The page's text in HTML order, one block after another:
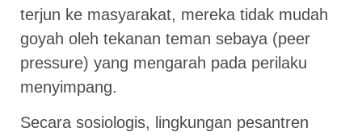
terjun ke masyarakat, mereka tidak mudah
goyah oleh tekanan teman sebaya (peer
pressure) yang mengarah pada perilaku
menyimpang.
Secara sosiologis, lingkungan pesantren